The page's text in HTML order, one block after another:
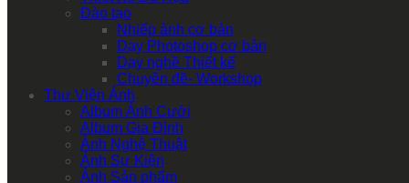
Đào tạo
Nhiếp ảnh cơ bản
Dạy Photoshop cơ bản
Dạy nghề Thiết kế
Chuyên đề- Workshop
Thư Viện Ảnh
Album Ảnh Cưới
Album Gia Đình
Ảnh Nghệ Thuật
Ảnh Sự Kiện
Ảnh Sản phẩm